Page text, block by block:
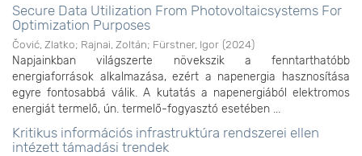
Secure Data Utilization From Photovoltaicsystems For
Optimization Purposes
Čović, Zlatko; Rajnai, Zoltán; Fürstner, Igor (2024)
Napjainkban világszerte növekszik a fenntarthatóbb
energiaforrások alkalmazása, ezért a napenergia hasznosítása
egyre fontosabbá válik. A kutatás a napenergiából elektromos
energiát termelő, ún. termelő-fogyasztó esetében ...
Kritikus információs infrastruktúra rendszerei ellen
intézett támadási trendek